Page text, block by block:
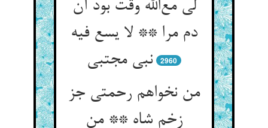
لی مع‌الله وقت بود آن
دم مرا ** لا یسع فیه
نبی مجتبی
2960
من نخواهم رحمتی جز
زخم شاه ** من